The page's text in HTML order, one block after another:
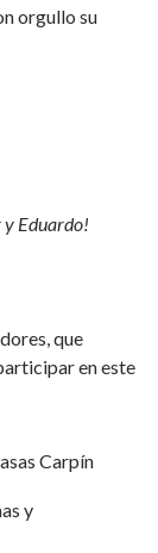
orgullo su
y Eduardo!
que
en este
y